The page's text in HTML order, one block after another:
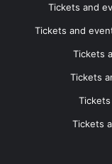
Tickets and
Tickets and
Tickets
Tickets
Tickets